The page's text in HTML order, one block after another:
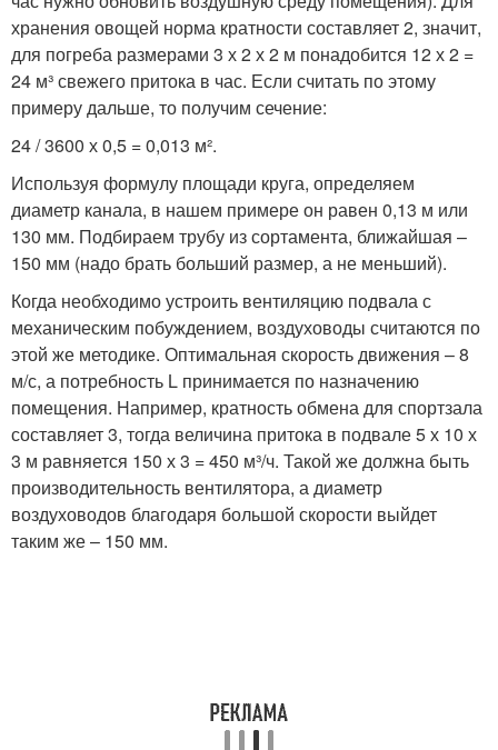
хранения овощей норма кратности составляет 2, значит,
для погреба размерами 3 х 2 х 2 м понадобится 12 х 2 =
24 м³ свежего притока в час. Если считать по этому
примеру дальше, то получим сечение:
24 / 3600 х 0,5 = 0,013 м².
Используя формулу площади круга, определяем
диаметр канала, в нашем примере он равен 0,13 м или
130 мм. Подбираем трубу из сортамента, ближайшая –
150 мм (надо брать больший размер, а не меньший).
Когда необходимо устроить вентиляцию подвала с
механическим побуждением, воздуховоды считаются по
этой же методике. Оптимальная скорость движения – 8
м/с, а потребность L принимается по назначению
помещения. Например, кратность обмена для спортзала
составляет 3, тогда величина притока в подвале 5 х 10 х
3 м равняется 150 х 3 = 450 м³/ч. Такой же должна быть
производительность вентилятора, а диаметр
воздуховодов благодаря большой скорости выйдет
таким же – 150 мм.